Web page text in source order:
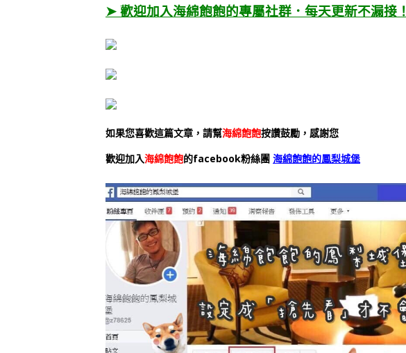
➤ 歡迎加入海綿飽飽的專屬社群．每天更新不漏接！
如果您喜歡這篇文章，請幫海綿飽飽按讚鼓勵，感謝您
歡迎加入海綿飽飽的facebook粉絲團 海綿飽飽的鳳梨城堡